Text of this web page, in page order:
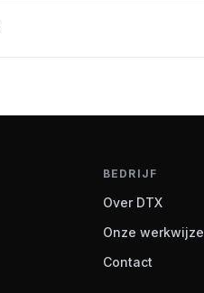
BEDRIJF
Over DTX
Onze werkwijze
Contact